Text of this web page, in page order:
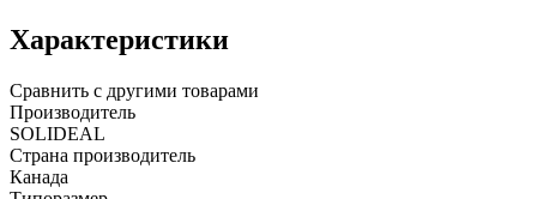
Характеристики
Сравнить с другими товарами
Производитель
SOLIDEAL
Страна производитель
Канада